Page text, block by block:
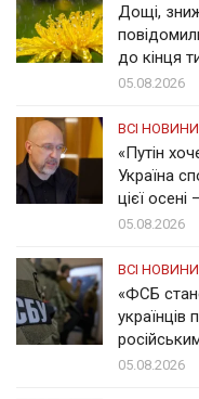
Дощі,
до кінця
05.08.2026
ВСІ НОВИНИ
«Путін
Україна
цієї
05.08.2026
ВСІ НОВИНИ
«ФСБ
українців
05.08.2026